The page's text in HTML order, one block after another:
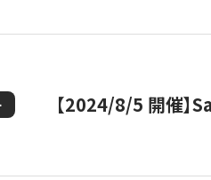
【2024/8/5 開催